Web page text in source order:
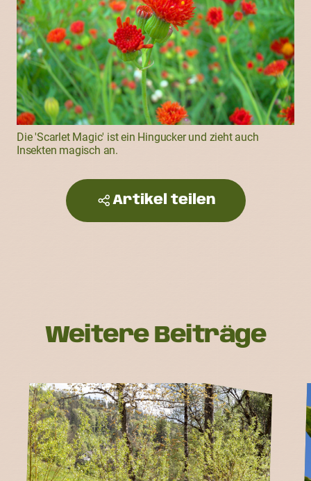
Die 'Scarlet Magic' ist ein Hingucker und zieht auch
Insekten magisch an.
Artikel teilen
Weitere Beiträge